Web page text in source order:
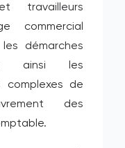
travailleurs
commercial
démarches
ainsi les
complexes de
des